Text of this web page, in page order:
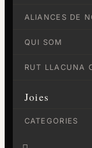
ALIANCES DE
QUI SOM
RUT LLACUNA
Joies
CATEGORIES